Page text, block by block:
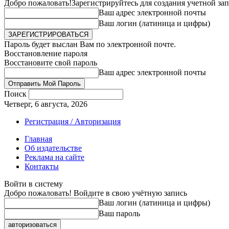
Добро пожаловать!Зарегистрируйтесь для создания учетной
Ваш адрес электронной почты
Ваш логин (латиница и цифры)
Пароль будет выслан Вам по электронной почте.
Восстановление пароля
Восстановите свой пароль
Ваш адрес электронной почты
Поиск
Четверг, 6 августа, 2026
Регистрация / Авторизация
Главная
Об издательстве
Реклама на сайте
Контакты
Войти в систему
Добро пожаловать! Войдите в свою учётную запись
Ваш логин (латиница и цифры)
Ваш пароль